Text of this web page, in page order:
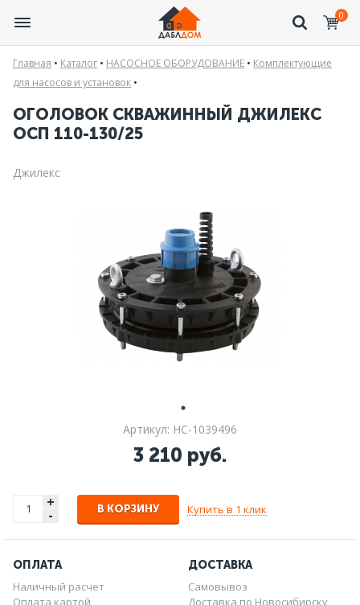
0
Главная • Каталог • НАСОСНОЕ ОБОРУДОВАНИЕ • Комплектующие
для насосов и установок •
ОГОЛОВОК СКВАЖИННЫЙ ДЖИЛЕКС
ОСП 110-130/25
Джилекс
Артикул: НС-1039496
3 210 руб.
+
- В КОРЗИНУ Купить в 1 клик
ОПЛАТА
Наличный расчет
Оплата картой
ДОСТАВКА
Самовывоз
Доставка по Новосибирску